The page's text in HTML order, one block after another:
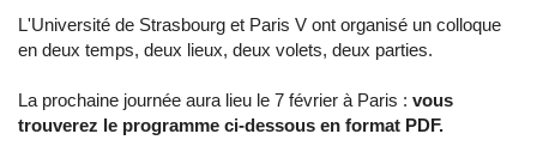
L'Université de Strasbourg et Paris V ont organisé un colloque
en deux temps, deux lieux, deux volets, deux parties.
La prochaine journée aura lieu le 7 février à Paris : vous
trouverez le programme ci-dessous en format PDF.